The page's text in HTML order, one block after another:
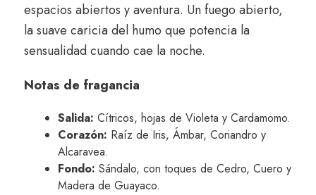
espacios abiertos y aventura. Un fuego abierto,
la suave caricia del humo que potencia la
sensualidad cuando cae la noche.
Notas de fragancia
Salida: Cítricos, hojas de Violeta y Cardamomo.
Corazón: Raíz de Iris, Ámbar, Coriandro y
Alcaravea.
Fondo: Sándalo, con toques de Cedro, Cuero y
Madera de Guayaco.